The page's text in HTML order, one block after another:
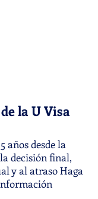
la U Visa
años desde la
decisión final,
y al atraso Haga